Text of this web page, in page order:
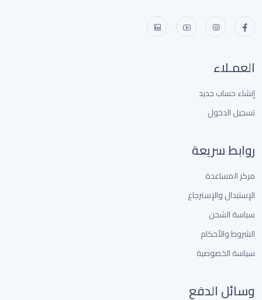
العمـلاء
إنشاء حساب جديد
تسجيل الدخول
روابط سريعة
مركز المساعدة
الإستبدال والإسترجاع
سياسة الشحن
الشروط والأحكام
سياسة الخصوصية
وسائل الدفع